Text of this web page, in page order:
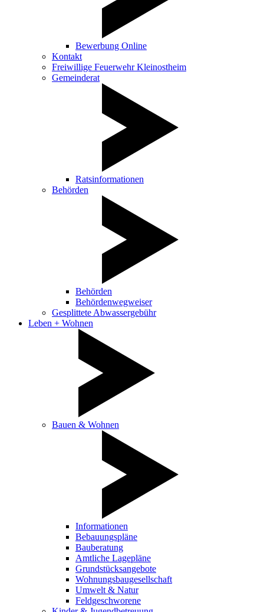
Bewerbung Online
Kontakt
Freiwillige Feuerwehr Kleinostheim
Gemeinderat
Ratsinformationen
Behörden
Behörden
Behördenwegweiser
Gesplittete Abwassergebühr
Leben + Wohnen
Bauen & Wohnen
Informationen
Bebauungspläne
Bauberatung
Amtliche Lagepläne
Grundstücksangebote
Wohnungsbaugesellschaft
Umwelt & Natur
Feldgeschworene